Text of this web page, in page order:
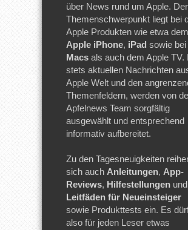
über News rund um Apple. Der
Themenschwerpunkt liegt bei
Apple Produkten wie etwa dem
Apple iPhone, iPad sowie bei
Macs als auch dem Apple TV.
stets aktuellen Nachrichten
Apple Welt und den
Themenfeldern, werden von
Apfelnews Team sorgfältig
ausgewählt und entsprechend
informativ aufbereitet.
Zu den Tagesneuigkeiten
sich auch Anleitungen, App-
Reviews, Hilfestellungen und
Leitfäden für Neueinsteiger
sowie Produkttests ein. Es
also für jeden Leser etwas